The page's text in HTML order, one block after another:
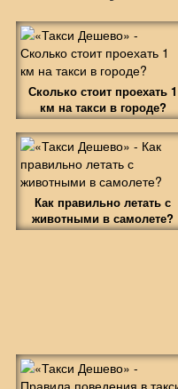
Сколько стоит проехать 1
км на такси в городе?
Как правильно летать с
животными в самолете?